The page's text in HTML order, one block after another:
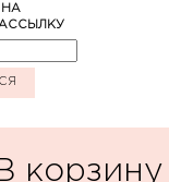
корзину
НА